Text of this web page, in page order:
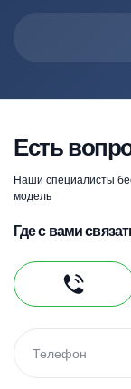
Есть
Наши специалисты
модель
Где с вами